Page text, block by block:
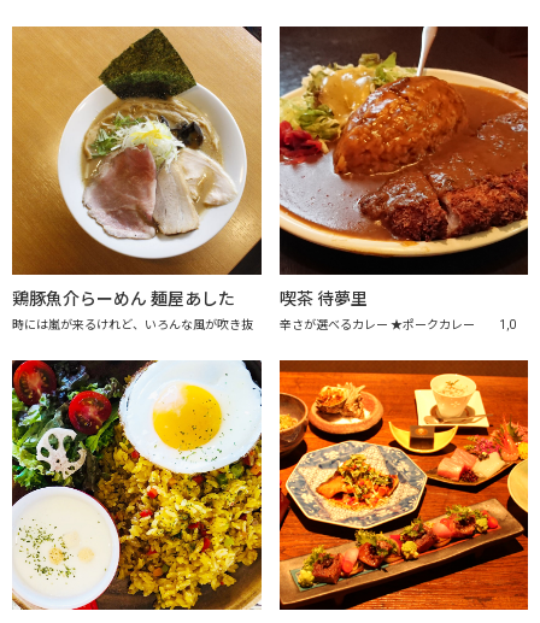
鶏豚魚介らーめん 麺屋あした
時には嵐が来るけれど、いろんな風が吹き抜
喫茶 待夢里
辛さが選べるカレー ★ポークカレー 1,0